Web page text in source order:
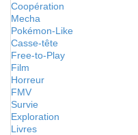
Coopération
Mecha
Pokémon-Like
Casse-tête
Free-to-Play
Film
Horreur
FMV
Survie
Exploration
Livres